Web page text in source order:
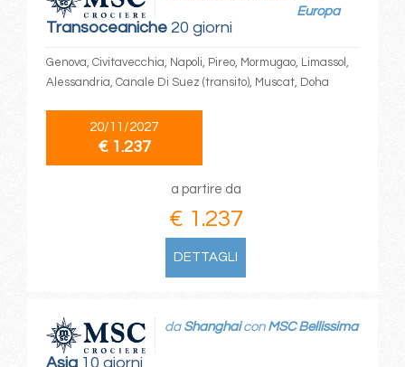
Transoceaniche20 giorni
Europa
Genova, Civitavecchia, Napoli, Pireo, Mormugao, Limassol,
Alessandria, Canale Di Suez (transito), Muscat, Doha
20/11/2027
€ 1.237
a partire da
€ 1.237
DETTAGLI
Asia10 giorni
da Shanghaicon MSC Bellissima